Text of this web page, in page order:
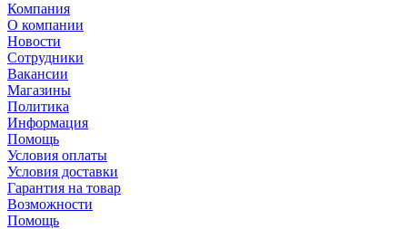
Компания
О компании
Новости
Сотрудники
Вакансии
Магазины
Политика
Информация
Помощь
Условия оплаты
Условия доставки
Гарантия на товар
Возможности
Помощь